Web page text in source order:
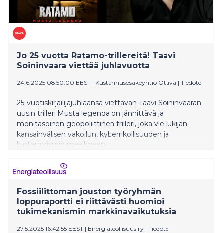
Jo 25 vuotta Ratamo-trillereitä! Taavi
Soininvaara viettää juhlavuotta
24.6.2025 08:50:00 EEST | Kustannusosakeyhtiö Otava | Tiedote
25-vuotiskirjailijajuhlaansa viettävän Taavi Soininvaaran
uusin trilleri Musta legenda on jännittävä ja
monitasoinen geopoliittinen trilleri, joka vie lukijan
kansainvälisen vakoilun, kyberrikollisuuden ja
bioterrorismin maailmaan.
Fossiilittoman jouston työryhmän
loppuraportti ei riittävästi huomioi
tukimekanismin markkinavaikutuksia
27.5.2025 16:42:55 EEST | Energiateollisuus ry | Tiedote